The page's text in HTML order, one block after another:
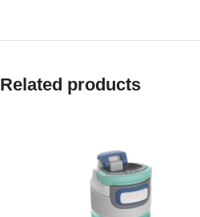
Related products